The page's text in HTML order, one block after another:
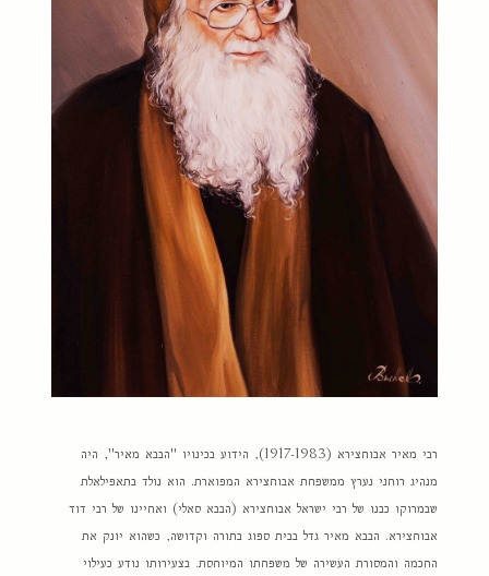
רבי מאיר אבוחצירא (1917-1983), הידוע בכינויו "הבבא מאיר", היה
מנהיג רוחני נערץ ממשפחת אבוחצירא המפוארת. הוא נולד בתאפילאלת
שבמרוקו כבנו של רבי ישראל אבוחצירא (הבבא סאלי) ואחיינו של רבי דוד
אבוחצירא. הבבא מאיר גדל בבית ספוג בתורה וקדושה, כשהוא יונק את
החכמה והמסורת העשירה של משפחתו המיוחסת. בצעירותו נודע כעילוי